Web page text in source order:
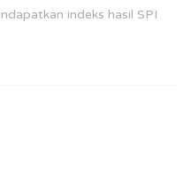
indeks hasil SPI